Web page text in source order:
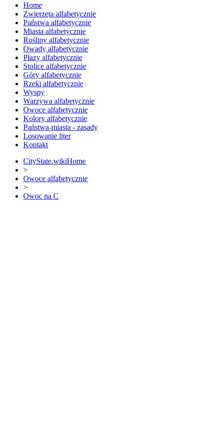
Home
Zwierzęta alfabetycznie
Państwa alfabetycznie
Miasta alfabetycznie
Rośliny alfabetycznie
Owady alfabetycznie
Płazy alfabetycznie
Stolice alfabetycznie
Góry alfabetycznie
Rzeki alfabetycznie
Wyspy
Warzywa alfabetycznie
Owoce alfabetycznie
Kolory alfabetycznie
Państwa-miasta - zasady
Losowanie liter
Kontakt
CityState.wikiHome
>
Owoce alfabetycznie
>
Owoc na C